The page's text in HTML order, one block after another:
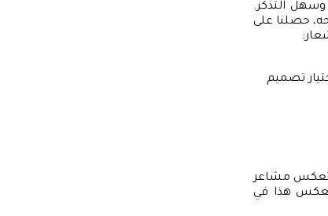
وسهل التذكر.
حصلنا على
تصميم
تعكس مشاعر
هذا في